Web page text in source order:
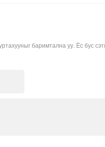
баримтална уу. Ёс бус